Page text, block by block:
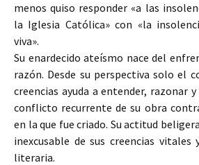
menos quiso responder «a las
la Iglesia Católica» con «la
viva».
Su enardecido ateísmo nace del
razón. Desde su perspectiva solo el
creencias ayuda a entender, razonar
conflicto recurrente de su obra
en la que fue criado. Su actitud
inexcusable de sus creencias vitales
literaria.